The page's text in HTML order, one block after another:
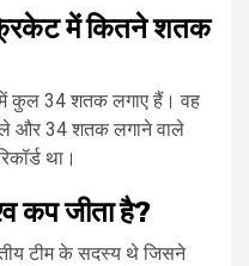
में कितने शतक
कुल 34 शतक लगाए हैं। वह
और 34 शतक लगाने वाले
था।
कप जीता है?
टीम के सदस्य थे जिसने